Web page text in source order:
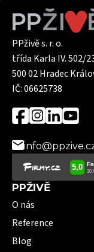
PPživě s. r. o.
třída Karla IV. 502/
500 02 Hradec
IČ: 06625738
PPŽIVĚ
O nás
Reference
Blog